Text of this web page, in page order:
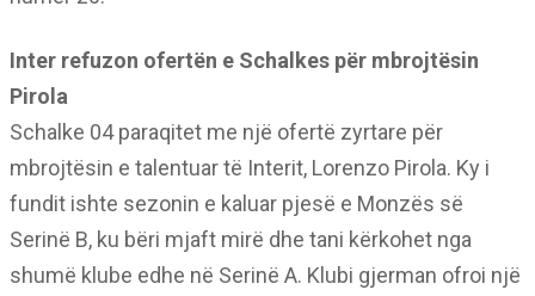
Inter refuzon ofertën e Schalkes për mbrojtësin
Pirola
Schalke 04 paraqitet me një ofertë zyrtare për
mbrojtësin e talentuar të Interit, Lorenzo Pirola. Ky i
fundit ishte sezonin e kaluar pjesë e Monzës së
Serinë B, ku bëri mjaft mirë dhe tani kërkohet nga
shumë klube edhe në Serinë A. Klubi gjerman ofroi një